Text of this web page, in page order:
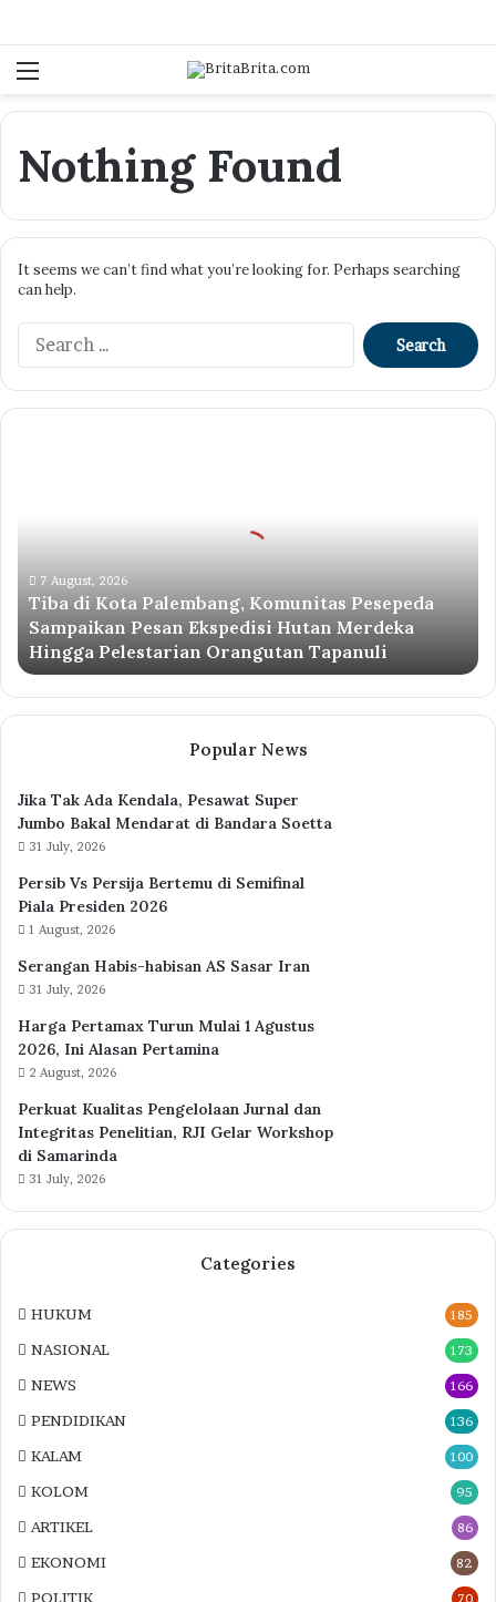
Menu
Nothing Found
It seems we can’t find what you’re looking for. Perhaps searching
can help.
Search
for:
Sampaikan
Pesan
Ekspedisi
Hutan
Merdeka
Hingga
Pelestarian
7 August, 2026
Tiba di Kota Palembang, Komunitas Pesepeda
Sampaikan Pesan Ekspedisi Hutan Merdeka
Hingga Pelestarian Orangutan Tapanuli
Popular News
Jika Tak Ada Kendala, Pesawat Super
Jumbo Bakal Mendarat di Bandara Soetta
31 July, 2026
Persib Vs Persija Bertemu di Semifinal
Piala Presiden 2026
1 August, 2026
Serangan Habis-habisan AS Sasar Iran
31 July, 2026
Harga Pertamax Turun Mulai 1 Agustus
2026, Ini Alasan Pertamina
2 August, 2026
Perkuat Kualitas Pengelolaan Jurnal dan
Integritas Penelitian, RJI Gelar Workshop
di Samarinda
31 July, 2026
Categories
HUKUM 185
NASIONAL 173
NEWS 166
PENDIDIKAN 136
KALAM 100
KOLOM 95
ARTIKEL 86
EKONOMI 82
POLITIK 70